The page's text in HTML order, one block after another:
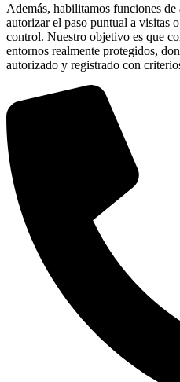
Además, habilitamos funciones de
autorizar el paso puntual a visitas
control. Nuestro objetivo es que
entornos realmente protegidos,
autorizado y registrado con